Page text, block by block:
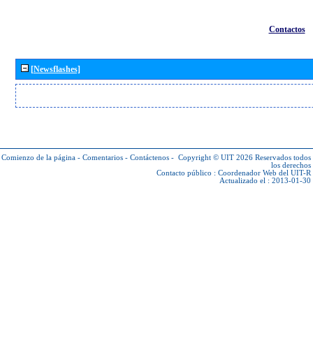
Contactos
[Newsflashes]
Comienzo de la página - Comentarios - Contáctenos - Copyright © UIT 2026 Reservados todos
los derechos
Contacto público : Coordenador Web del UIT-R
Actualizado el : 2013-01-30